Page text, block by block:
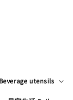
utensils